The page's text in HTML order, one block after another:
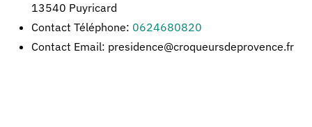
13540 Puyricard
Contact Téléphone: 0624680820
Contact Email: presidence@croqueursdeprovence.fr